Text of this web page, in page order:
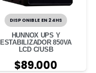
DISPONIBLE EN 24HS
HUNNOX UPS Y
ESTABILIZADOR 850VA
LCD C/USB
$89.000